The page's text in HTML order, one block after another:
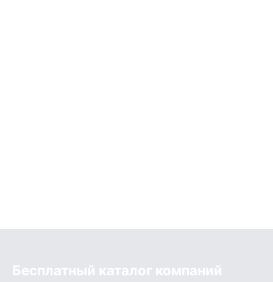
Бесплатный каталог компаний